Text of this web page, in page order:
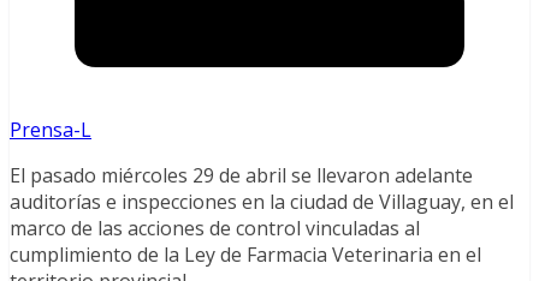
Prensa-L
El pasado miércoles 29 de abril se llevaron adelante
auditorías e inspecciones en la ciudad de Villaguay, en el
marco de las acciones de control vinculadas al
cumplimiento de la Ley de Farmacia Veterinaria en el